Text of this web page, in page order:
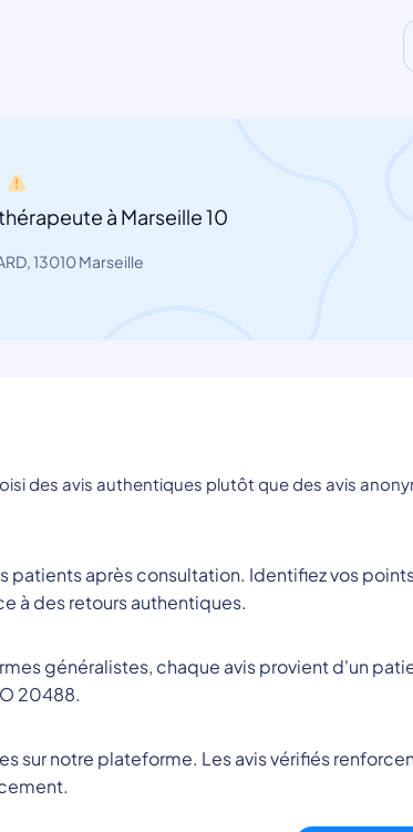
à Marseille 10
13010 Marseille
des avis authentiques plutôt que des avis
patients après consultation. Identifiez vos
à des retours authentiques.
généralistes, chaque avis provient d'un
20488.
sur notre plateforme. Les avis vérifiés